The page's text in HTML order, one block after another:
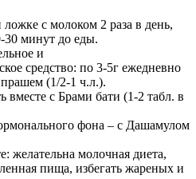
с молоком 2 раза в день,
30 минут до еды.
и
средство: по 3-5г ежедневно
(1/2-1 ч.л.).
вместе с Брами бати (1-2 табл. в
фона – с Дашамулом
желательна молочная диета,
пища, избегать жареных и